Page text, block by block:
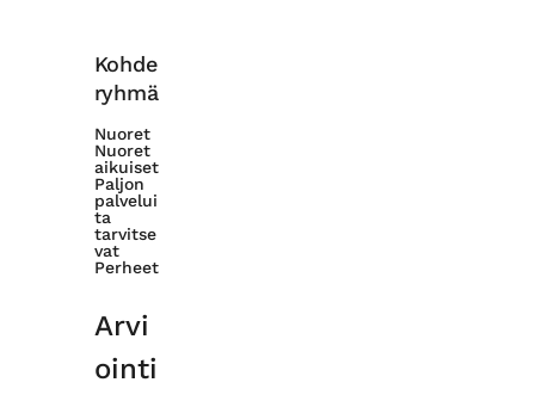
Kohde
ryhmä
Nuoret
Nuoret
aikuiset
Paljon
palvelui
ta
tarvitse
vat
Perheet
Arvi
ointi